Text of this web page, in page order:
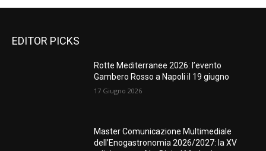
EDITOR PICKS
Rotte Mediterranee 2026: l’evento
Gambero Rosso a Napoli il 19 giugno
17 Giugno 2026
Master Comunicazione Multimediale
dell’Enogastronomia 2026/2027: la XV